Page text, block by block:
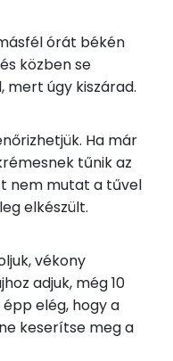
órát békén
közben se
mert úgy kiszárad.
Ha már
tűnik az
nem mutat a tűvel
elkészült.
vékony
adjuk, még 10
elég, hogy a
keserítse meg a